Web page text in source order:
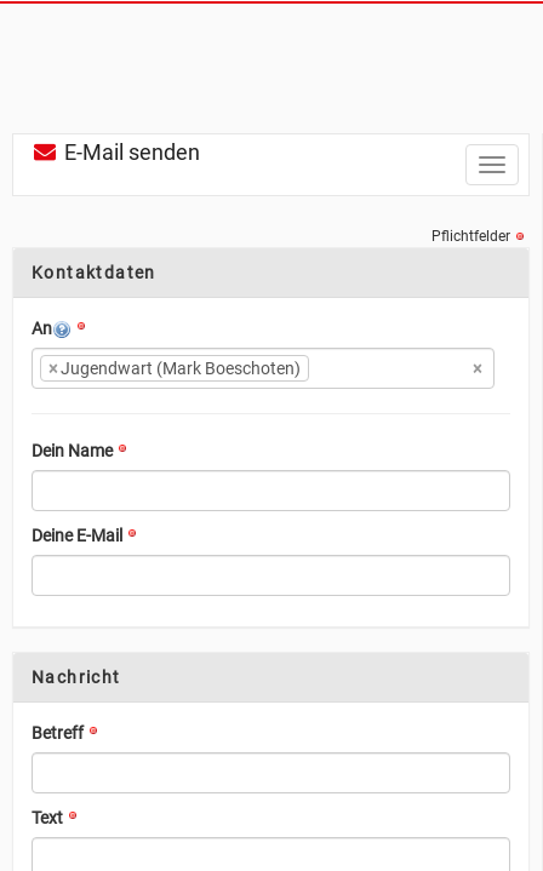
Toggle
E-Mail senden
Pflichtfelder
Kontaktdaten
An
×
×Jugendwart (Mark Boeschoten)
Dein Name
Deine E-Mail
Nachricht
Betreff
Text